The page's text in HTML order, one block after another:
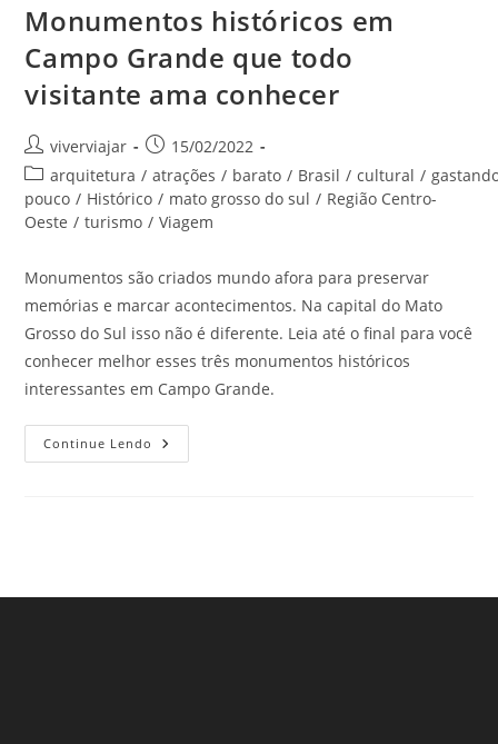
Monumentos históricos em
Campo Grande que todo
visitante ama conhecer
Autor
do
post:
viverviajar
Post
publicado:
15/02/2022
Categoria
do
post:
arquitetura / atrações / barato / Brasil / cultural /
pouco / Histórico / mato grosso do sul / Região Centro-
Oeste / turismo / Viagem
Monumentos são criados mundo afora para preservar
memórias e marcar acontecimentos. Na capital do Mato
Grosso do Sul isso não é diferente. Leia até o final para você
conhecer melhor esses três monumentos históricos
interessantes em Campo Grande.
Continue Lendo Monumentos
Históricos